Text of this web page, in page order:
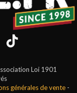
Loi 1901
générales de vente-